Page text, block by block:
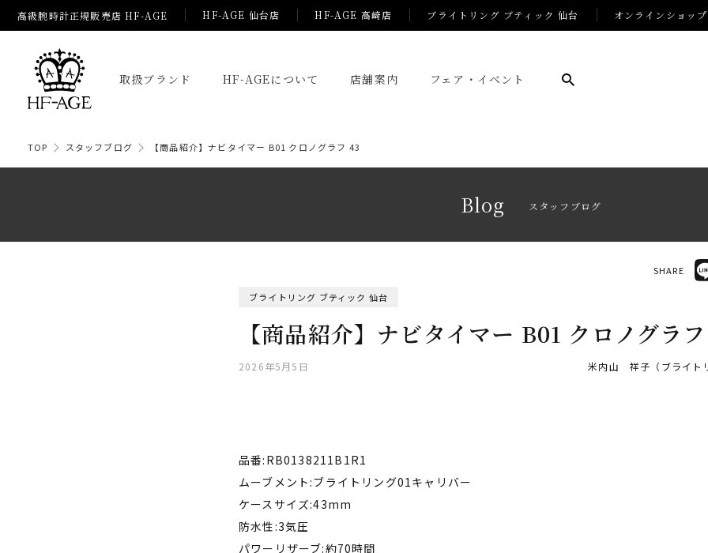
高級腕時計正規販売店 HF-AGE HF-AGE 仙台店 HF-AGE 高崎店 ブライトリング ブティック 仙台 オンラインショップ
取扱ブランド HF-AGEについて 店舗案内 フェア・イベント
TOP スタッフブログ 【商品紹介】ナビタイマー B01 クロノグラフ 43
Blog スタッフブログ
ブライトリング ブティック 仙台
【商品紹介】ナビタイマー B01 クロノグラ
2026年5月5日 米内山 祥子（ブライト
SHARE
品番:RB0138211B1R1
ムーブメント:ブライトリング01キャリバー
ケースサイズ:43mm
防水性:3気圧
パワーリザーブ:約70時間